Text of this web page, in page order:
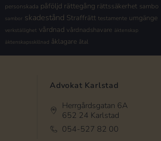
personskada påföljd rättegång rättssäkerhet sambo
sambor skadestånd Straffrätt testamente umgänge
verkställighet vårdnad vårdnadshavare äktenskap
äktenskapsskillnad åklagare åtal
Advokat Karlstad
Herrgårdsgatan 6A
652 24 Karlstad
054-527 82 00